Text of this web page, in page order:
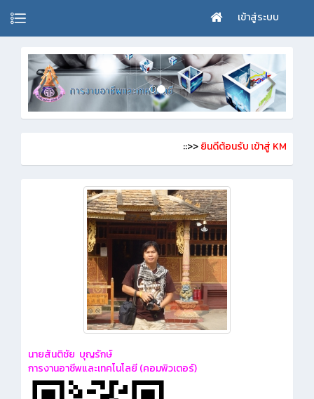
เข้าสู่ระบบ
ยินดีต้อนรับ เข้าสู่ KM-ครูสันติชัย บุญรักษ์
นายสันติชัย บุญรักษ์
การงานอาชีพและเทคโนโลยี (คอมพิวเตอร์)